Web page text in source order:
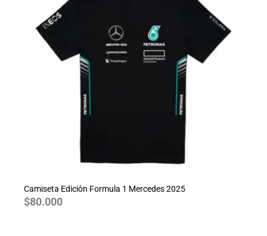
Camiseta Edición Formula 1 Mercedes 2025
$80.000